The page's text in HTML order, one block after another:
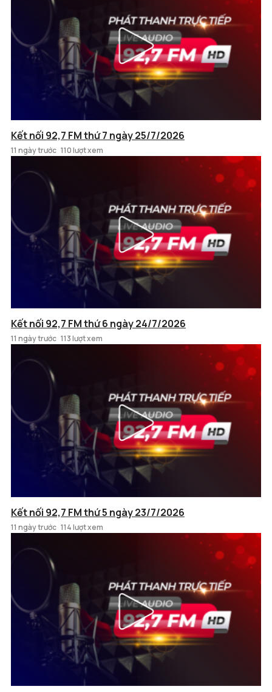
Kết nối 92,7 FM thứ 7 ngày 25/7/2026
11 ngày trước 110 lượt xem
Kết nối 92,7 FM thứ 6 ngày 24/7/2026
11 ngày trước 113 lượt xem
Kết nối 92,7 FM thứ 5 ngày 23/7/2026
11 ngày trước 114 lượt xem